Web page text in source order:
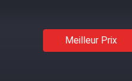
Meilleur Prix